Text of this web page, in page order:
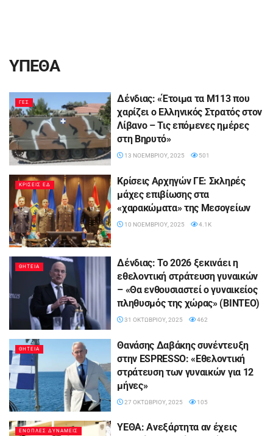
ΥΠΕΘΑ
ΓΕΣ
Δένδιας: «Έτοιμα τα M113 που
χαρίζει ο Ελληνικός Στρατός στον
Λίβανο – Τις επόμενες ημέρες
στη Βηρυτό»
13 ΝΟΕΜΒΡΊΟΥ, 2025 501
ΚΡΙΣΕΙΣ ΕΔ
Κρίσεις Αρχηγών ΓΕ: Σκληρές
μάχες επιβίωσης στα
«χαρακώματα» της Μεσογείων
10 ΝΟΕΜΒΡΊΟΥ, 2025 4.1K
ΘΗΤΕΙΑ
Δένδιας: Το 2026 ξεκινάει η
εθελοντική στράτευση γυναικών
– «Θα ενθουσιαστεί ο γυναικείος
πληθυσμός της χώρας» (ΒΙΝΤΕΟ)
31 ΟΚΤΩΒΡΊΟΥ, 2025 462
ΘΗΤΕΙΑ
Θανάσης Δαβάκης συνέντευξη
στην ESPRESSO: «Εθελοντική
στράτευση των γυναικών για 12
μήνες»
27 ΟΚΤΩΒΡΊΟΥ, 2025 105
ΕΝΟΠΛΕΣ ΔΥΝΑΜΕΙΣ
ΥΕΘΑ: Ανεξάρτητα αν έχεις